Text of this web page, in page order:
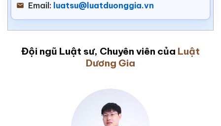
Email: luatsu@luatduonggia.vn
Đội ngũ Luật sư, Chuyên viên của Luật
Dương Gia